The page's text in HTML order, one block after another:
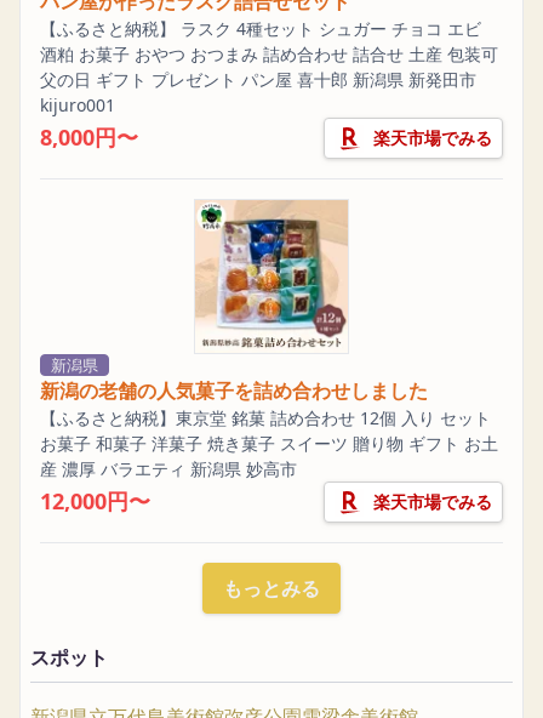
【ふるさと納税】 ラスク 4種セット シュガー チョコ エビ
酒粕 お菓子 おやつ おつまみ 詰め合わせ 詰合せ 土産 包装可
父の日 ギフト プレゼント パン屋 喜十郎 新潟県 新発田市
kijuro001
8,000円〜 楽天市場でみる
新潟県
新潟の老舗の人気菓子を詰め合わせしました
【ふるさと納税】東京堂 銘菓 詰め合わせ 12個 入り セット
お菓子 和菓子 洋菓子 焼き菓子 スイーツ 贈り物 ギフト お土
産 濃厚 バラエティ 新潟県 妙高市
12,000円〜 楽天市場でみる
もっとみる
スポット